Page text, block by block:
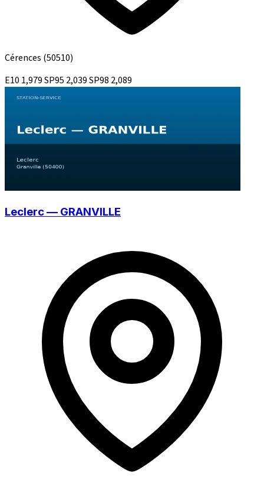
Cérences (50510)
E10 1,979SP95 2,039SP98 2,089
Leclerc — GRANVILLE